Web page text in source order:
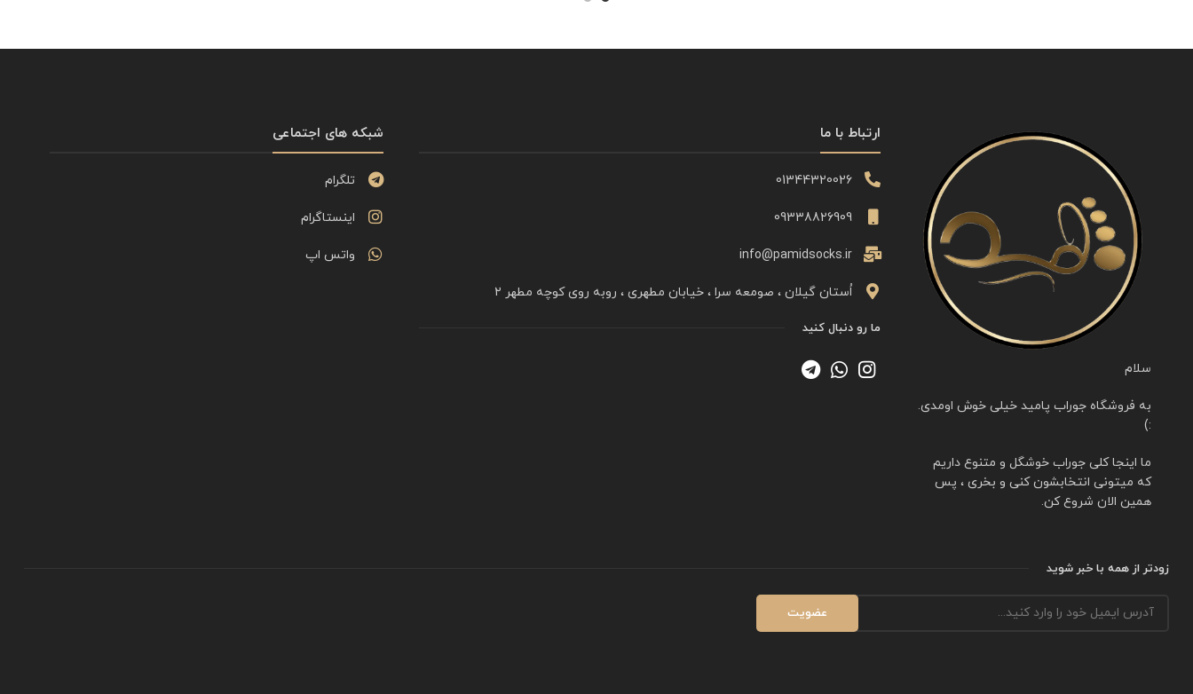
سلام
به فروشگاه جوراب پامید خیلی خوش اومدی.
:)
ما اینجا کلی جوراب خوشگل و متنوع داریم
که میتونی انتخابشون کنی و بخری ، پس
همین الان شروع کن.
ارتباط با ما
01344320026
09338826909
info@pamidsocks.ir
اُستان گیلان ، صومعه سرا ، خیابان مطهری ، روبه روی کوچه مطهر ۲
ما رو دنبال کنید
شبکه های اجتماعی
تلگرام
اینستاگرام
واتس اپ
زودتر از همه با خبر شوید